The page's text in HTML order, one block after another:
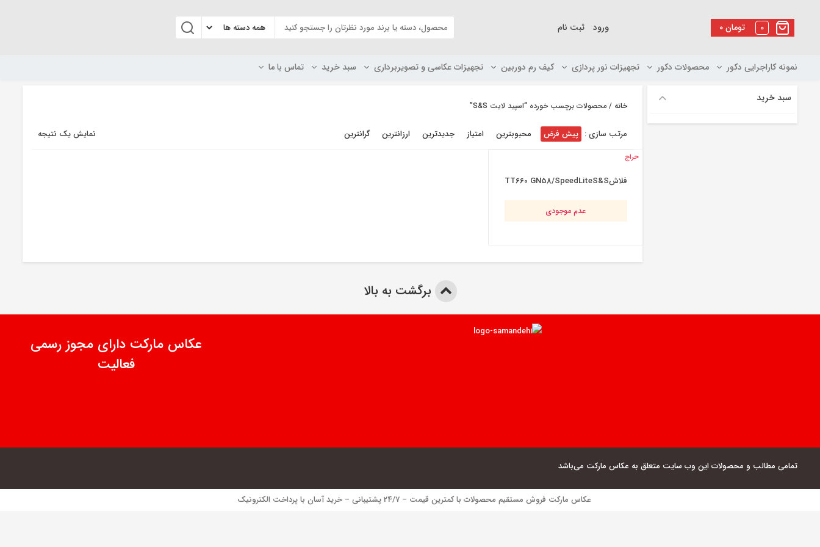
۰تومان 0 ورود ثبت نام
نمونه کاراجرایی دکور محصولات دکور تجهیزات نور پردازی کیف رم دوربین تجهیزات عکاسی و تصویربرداری سبد خرید تماس با ما
خانه / محصولات برچسب خورده “اسپید لایت S&S”
نمایش یک نتیجه مرتب سازی : پیش فرض محبوبترین امتیاز جدیدترین ارزانترین گرانترین
حراج
فلاشTT660 GN58/SpeedLiteS&S
عدم موجودی
سبد خرید
برگشت به بالا
عکاس مارکت دارای مجوز رسمی
فعالیت
تمامی مطالب و محصولات این وب سایت متعلق به عکاس مارکت می‌باشد
عکاس مارکت فروش مستقیم محصولات با کمترین قیمت – 24/7 پشتیبانی – خرید آسان با پرداخت الکترونیک